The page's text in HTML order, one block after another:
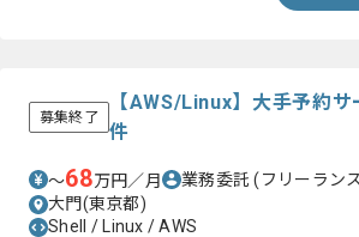
募集終了
【AWS/Linux】大手予約サ
件
〜68万円／月 業務委託(フリーラン
大門(東京都)
Shell / Linux / AWS